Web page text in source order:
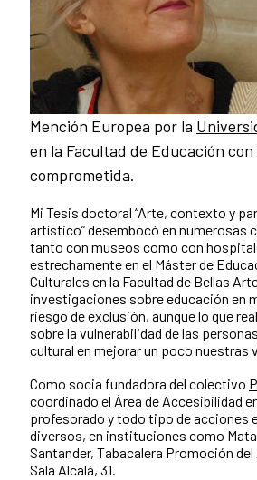
Mención Europea por la
en la Facultad de Educación
comprometida.
Mi Tesis doctoral “Arte, contexto y
artístico” desembocó en numerosas
tanto con museos como con
estrechamente en el Máster de
Culturales en la Facultad de Bellas
investigaciones sobre educación en
riesgo de exclusión, aunque lo que
sobre la vulnerabilidad de las
cultural en mejorar un poco nuestras
Como socia fundadora del colectivo
coordinado el Área de Accesibilidad
profesorado y todo tipo de acciones
diversos, en instituciones como
Santander, Tabacalera Promoción
Sala Alcalá, 31.